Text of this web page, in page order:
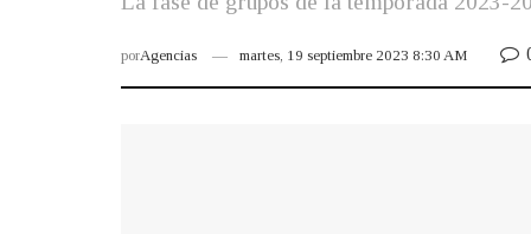
porAgencias martes, 19 septiembre 2023 8:30 AM